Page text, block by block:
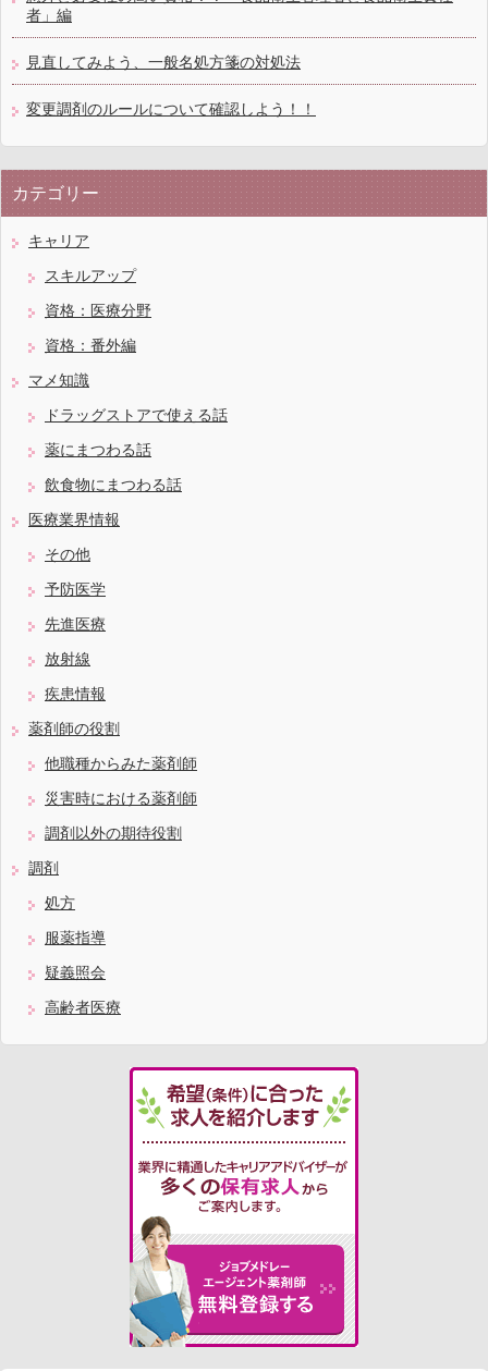
者」編
見直してみよう、一般名処方箋の対処法
変更調剤のルールについて確認しよう！！
カテゴリー
キャリア
スキルアップ
資格：医療分野
資格：番外編
マメ知識
ドラッグストアで使える話
薬にまつわる話
飲食物にまつわる話
医療業界情報
その他
予防医学
先進医療
放射線
疾患情報
薬剤師の役割
他職種からみた薬剤師
災害時における薬剤師
調剤以外の期待役割
調剤
処方
服薬指導
疑義照会
高齢者医療